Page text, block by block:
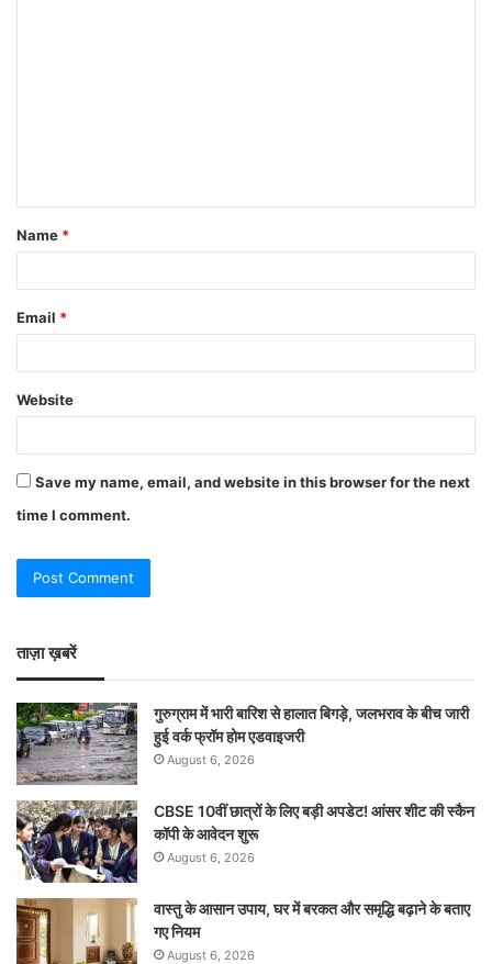
Name *
Email *
Website
Save my name, email, and website in this browser for the next
time I comment.
ताज़ा ख़बरें
गुरुग्राम में भारी बारिश से हालात बिगड़े, जलभराव के बीच जारी
हुई वर्क फ्रॉम होम एडवाइजरी
August 6, 2026
CBSE 10वीं छात्रों के लिए बड़ी अपडेट! आंसर शीट की स्कैन
कॉपी के आवेदन शुरू
August 6, 2026
वास्तु के आसान उपाय, घर में बरकत और समृद्धि बढ़ाने के बताए
गए नियम
August 6, 2026